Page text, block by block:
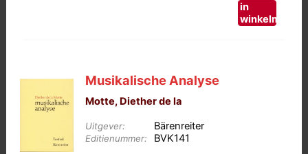
in
winkelmand
Musikalische Analyse
Motte, Diether de la
Uitgever: Bärenreiter
Editienummer: BVK141